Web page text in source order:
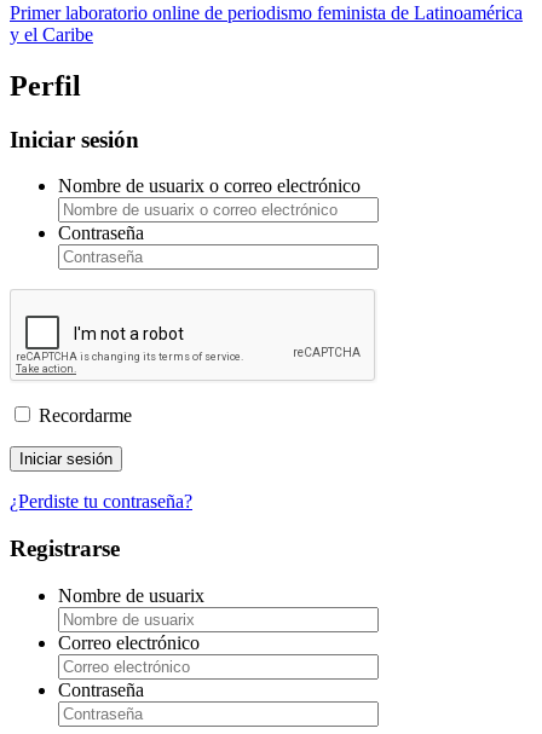
Primer laboratorio online de periodismo feminista de Latinoamérica
y el Caribe
Perfil
Iniciar sesión
Nombre de usuarix o correo electrónico
Contraseña
Recordarme
Iniciar sesión
¿Perdiste tu contraseña?
Registrarse
Nombre de usuarix
Correo electrónico
Contraseña